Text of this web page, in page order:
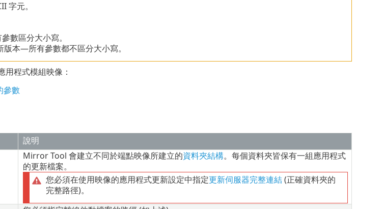
字元。
數區分大小寫。
本—所有參數都不區分大小寫。
程式模組映像：
參數
說明
Mirror Tool 會建立不同於端點映像所建立的資料夾結構。每個資料夾皆保有一組應用程式
的更新檔案。
您必須在使用映像的應用程式更新設定中指定更新伺服器完整連結(正確資料夾的
完整路徑)。